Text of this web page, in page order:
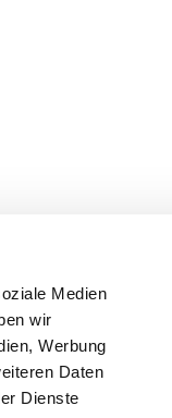
Medien
wir
Werbung
Daten
Dienste